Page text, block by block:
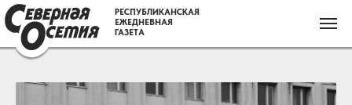
РЕСПУБЛИКАНСКАЯ
ЕЖЕДНЕВНАЯ
ГАЗЕТА